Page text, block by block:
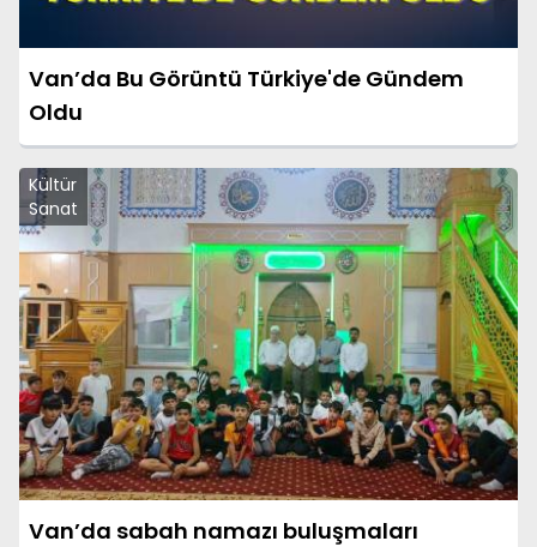
Van’da Bu Görüntü Türkiye'de Gündem
Oldu
Kültür
Sanat
Van’da sabah namazı buluşmaları